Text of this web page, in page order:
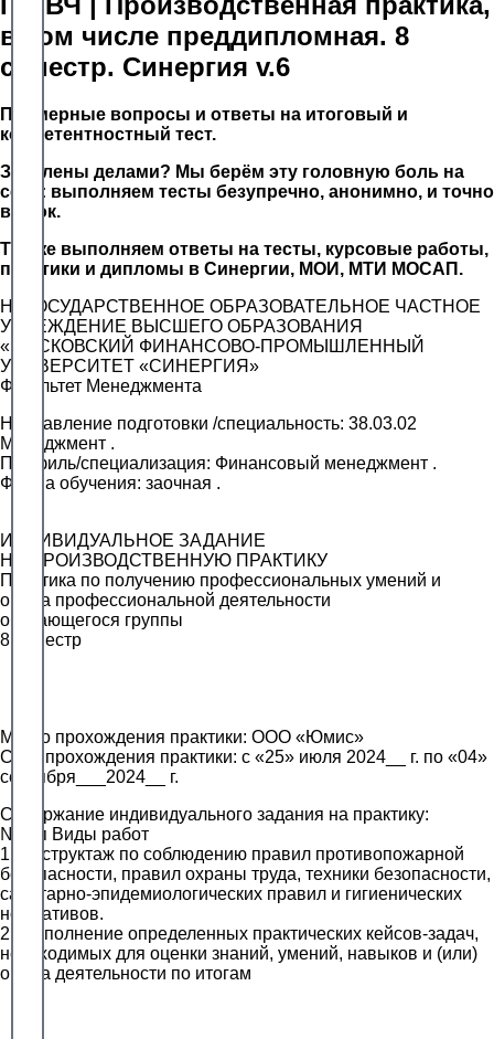
в том числе преддипломная. 8
семестр. Синергия v.6
Примерные вопросы и ответы на итоговый и
компетентностный тест.
Завалены делами? Мы берём эту головную боль на
себя: выполняем тесты безупречно, анонимно, и точно
в срок.
Так же выполняем ответы на тесты, курсовые работы,
практики и дипломы в Синергии, МОИ, МТИ МОСАП.
НЕГОСУДАРСТВЕННОЕ ОБРАЗОВАТЕЛЬНОЕ ЧАСТНОЕ
УЧРЕЖДЕНИЕ ВЫСШЕГО ОБРАЗОВАНИЯ
«МОСКОВСКИЙ ФИНАНСОВО-ПРОМЫШЛЕННЫЙ
УНИВЕРСИТЕТ «СИНЕРГИЯ»
Факультет Менеджмента
Направление подготовки /специальность: 38.03.02
Менеджмент .
Профиль/специализация: Финансовый менеджмент .
Форма обучения: заочная .
ИНДИВИДУАЛЬНОЕ ЗАДАНИЕ
НА ПРОИЗВОДСТВЕННУЮ ПРАКТИКУ
Практика по получению профессиональных умений и
опыта профессиональной деятельности
обучающегося группы
8 семестр
Место прохождения практики: ООО «Юмис»
Срок прохождения практики: с «25» июля 2024__ г. по «04»
сентября___2024__ г.
Содержание индивидуального задания на практику:
№ п/п Виды работ
1. Инструктаж по соблюдению правил противопожарной
безопасности, правил охраны труда, техники безопасности,
санитарно-эпидемиологических правил и гигиенических
нормативов.
2. Выполнение определенных практических кейсов-задач,
необходимых для оценки знаний, умений, навыков и (или)
опыта деятельности по итогам